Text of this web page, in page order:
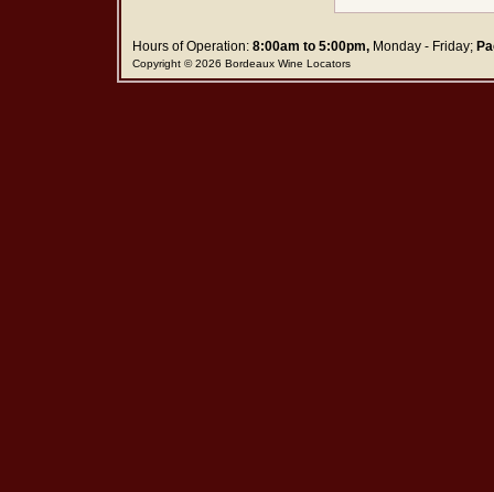
Hours of Operation:8:00am to 5:00pm,Monday - Friday;
Copyright © 2026 Bordeaux Wine Locators